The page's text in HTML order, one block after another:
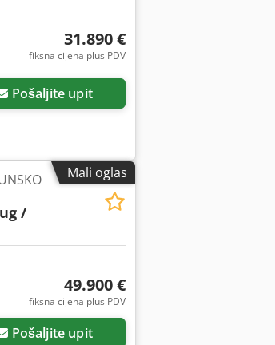
31.890 €
fiksna cijena plus PDV
Pošaljite upit
Mali oglas
/
49.900 €
fiksna cijena plus PDV
Pošaljite upit